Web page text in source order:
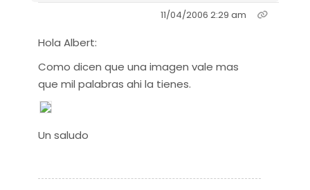
11/04/2006 2:29 am
Hola Albert:
Como dicen que una imagen vale mas
que mil palabras ahi la tienes.
Un saludo